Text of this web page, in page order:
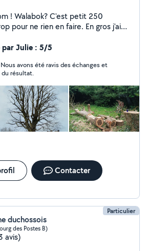
250
pour ne rien en faire. En gros j'ai
la naissance. Faisons
a la personne avec une
crédit d impôt de 50 %. PS:
répondre qu'a 4 annonces par
devient payant. Si je ne
que la politesse de décliner coûte
par Julie : 5/5
avons été ravis des échanges et
résultat.
Contacter
Particulier
duchossois
des Postes B)
avis)